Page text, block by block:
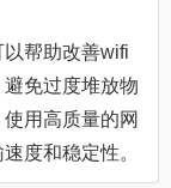
帮助改善wifi
免过度堆放物
用高质量的网
度和稳定性。